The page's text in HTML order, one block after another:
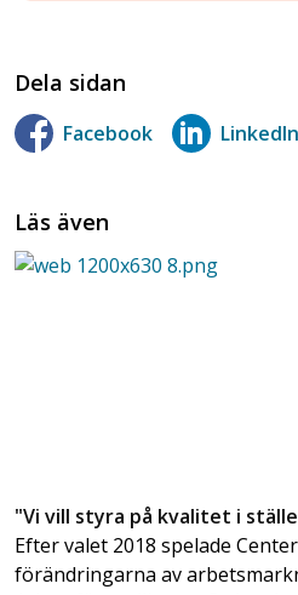
Dela sidan
Facebook LinkedIn
Läs även
"Vi vill styra på kvalitet i
Efter valet 2018 spelade
förändringarna av